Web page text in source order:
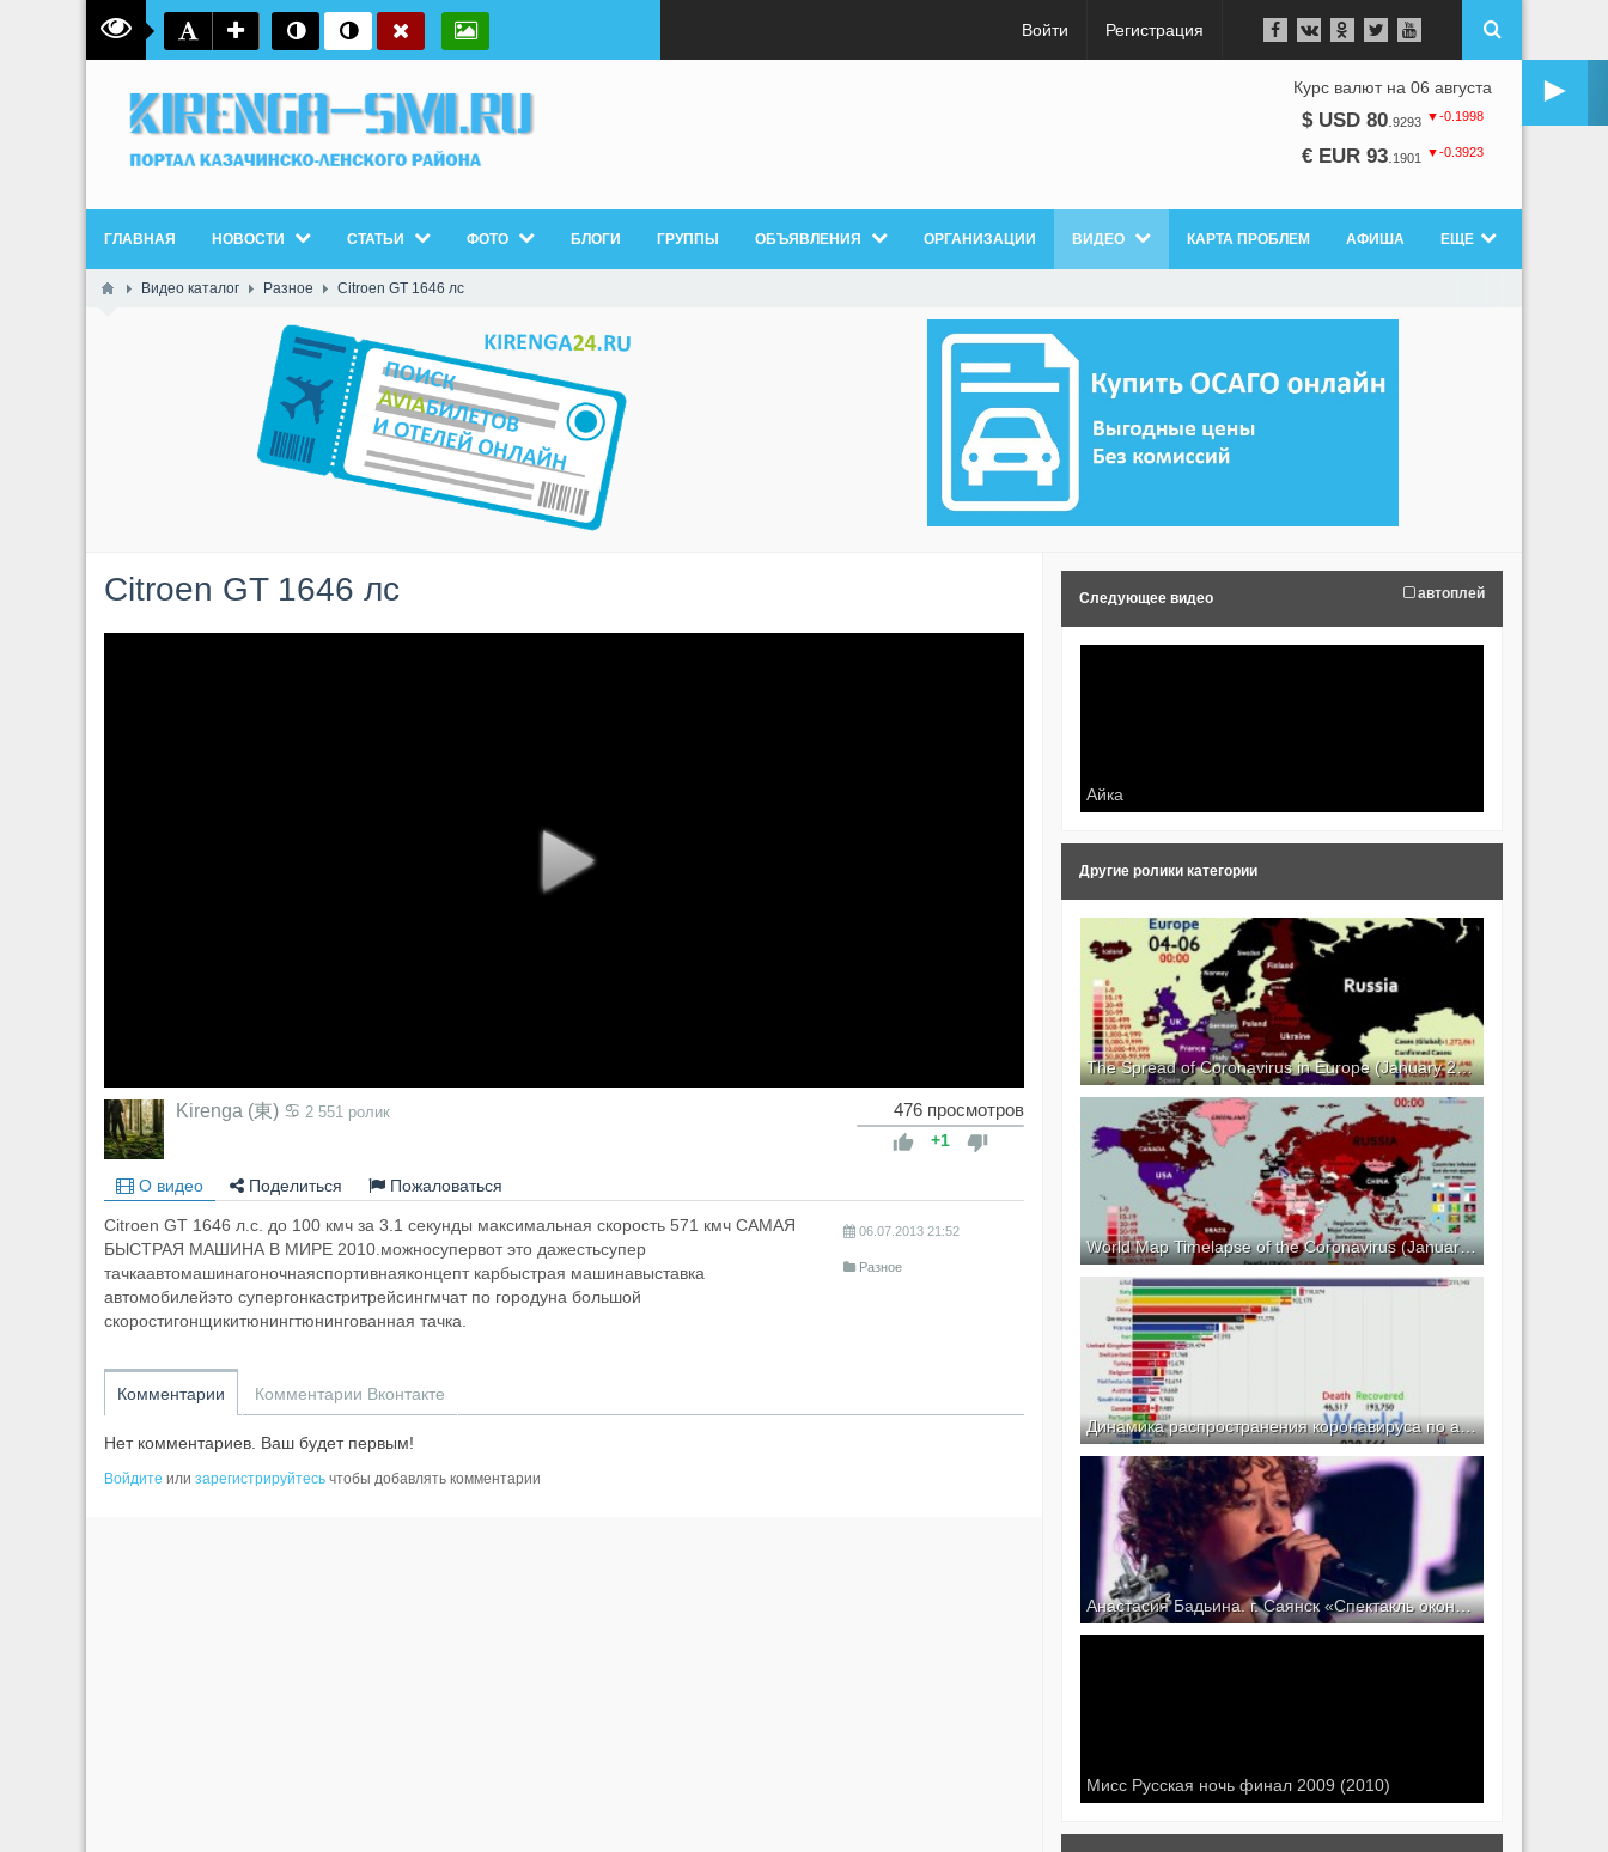
Войти Регистрация
►
Курс валют на 06 августа
$ USD 80 9293 ▼-0.1998
€ EUR 93 1901 ▼-0.3923
ГЛАВНАЯ НОВОСТИ СТАТЬИ ФОТО БЛОГИ ГРУППЫ ОБЪЯВЛЕНИЯ ОРГАНИЗАЦИИ ВИДЕО КАРТА ПРОБЛЕМ АФИША ЕЩЕ
Видео каталог Разное Citroen GT 1646 лc
Citroen GT 1646 лc
Kirenga (東) ♋ 2 551 ролик 476 просмотров
+1
О видео Поделиться Пожаловаться
Citroen GT 1646 л.c. до 100 кмч за 3.1 секунды максимальная скорость 571 кмч САМАЯ
БЫСТРАЯ МАШИНА В МИРЕ 2010.можносупервот это дажестьсупер
тачкаавтомашинагоночнаяспортивнаяконцепт карбыстрая машинавыставка
автомобилейэто супергонкастритрейсингмчат по городуна большой
скоростигонщикитюнингтюнингованная тачка.
06.07.2013 21:52
Разное
Комментарии Комментарии Вконтакте
Нет комментариев. Ваш будет первым!
Войдите или зарегистрируйтесь чтобы добавлять комментарии
Следующее видео автоплей
Айка
Другие ролики категории
The Spread of Coronavirus in Europe (January 28 to April 6)
World Map Timelapse of the Coronavirus (January 20 to April 1)
Динамика распространения коронавируса по апрель
Анастасия Бадьина. г. Саянск «Спектакль окончен» - Слепые прослушивания - Голос - Сезон 8
Мисс Русская ночь финал 2009 (2010)